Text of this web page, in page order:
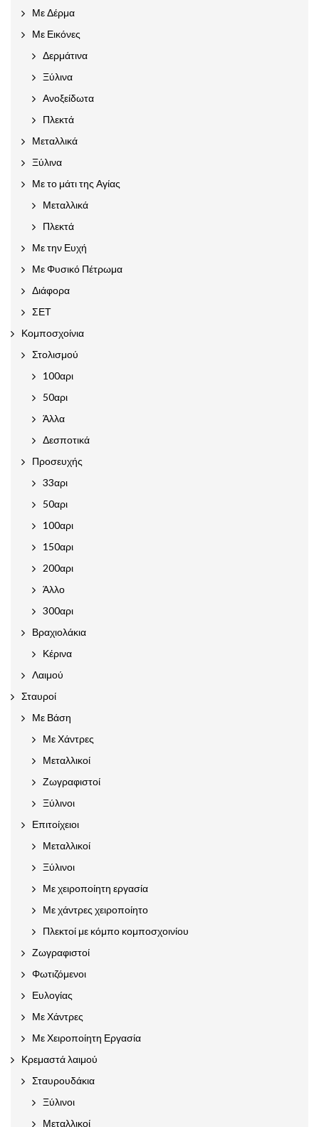
Με Δέρμα
Με Εικόνες
Δερμάτινα
Ξύλινα
Ανοξείδωτα
Πλεκτά
Μεταλλικά
Ξύλινα
Με το μάτι της Αγίας
Μεταλλικά
Πλεκτά
Με την Ευχή
Με Φυσικό Πέτρωμα
Διάφορα
ΣΕΤ
Κομποσχοίνια
Στολισμού
100αρι
50αρι
Άλλα
Δεσποτικά
Προσευχής
33αρι
50αρι
100αρι
150αρι
200αρι
Άλλο
300αρι
Βραχιολάκια
Κέρινα
Λαιμού
Σταυροί
Με Βάση
Με Χάντρες
Μεταλλικοί
Ζωγραφιστοί
Ξύλινοι
Επιτοίχειοι
Μεταλλικοί
Ξύλινοι
Με χειροποίητη εργασία
Με χάντρες χειροποίητο
Πλεκτοί με κόμπο κομποσχοινίου
Ζωγραφιστοί
Φωτιζόμενοι
Ευλογίας
Με Χάντρες
Με Χειροποίητη Εργασία
Κρεμαστά λαιμού
Σταυρουδάκια
Ξύλινοι
Μεταλλικοί